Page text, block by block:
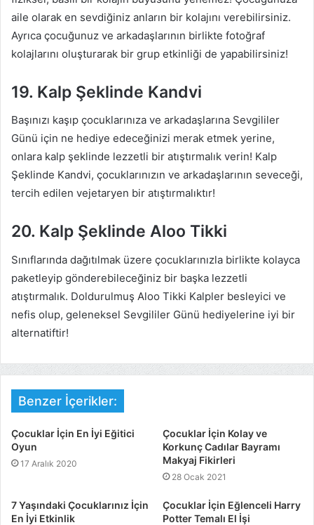
aile olarak en sevdiğiniz anların bir kolajını verebilirsiniz.
Ayrıca çocuğunuz ve arkadaşlarının birlikte fotoğraf
kolajlarını oluşturarak bir grup etkinliği de yapabilirsiniz!
19. Kalp Şeklinde Kandvi
Başınızı kaşıp çocuklarınıza ve arkadaşlarına Sevgililer
Günü için ne hediye edeceğinizi merak etmek yerine,
onlara kalp şeklinde lezzetli bir atıştırmalık verin! Kalp
Şeklinde Kandvi, çocuklarınızın ve arkadaşlarının seveceği,
tercih edilen vejetaryen bir atıştırmalıktır!
20. Kalp Şeklinde Aloo Tikki
Sınıflarında dağıtılmak üzere çocuklarınızla birlikte kolayca
paketleyip gönderebileceğiniz bir başka lezzetli
atıştırmalık. Doldurulmuş Aloo Tikki Kalpler besleyici ve
nefis olup, geleneksel Sevgililer Günü hediyelerine iyi bir
alternatiftir!
Benzer İçerikler:
Çocuklar İçin En İyi Eğitici
Oyun
17 Aralık 2020
Çocuklar İçin Kolay ve
Korkunç Cadılar Bayramı
Makyaj Fikirleri
28 Ocak 2021
7 Yaşındaki Çocuklarınız İçin
En İyi Etkinlik
Çocuklar İçin Eğlenceli Harry
Potter Temalı El İşi